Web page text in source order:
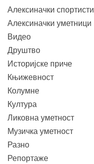
Алексиначки спортисти
Алексиначки уметници
Видео
Друштво
Историјске приче
Књижевност
Колумне
Култура
Ликовна уметност
Музичка уметност
Разно
Репортаже